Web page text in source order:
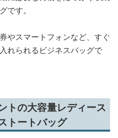
です。
やスマートフォンなど、すぐ
れられるビジネスバッグで
トの大容量レディース
トートバッグ